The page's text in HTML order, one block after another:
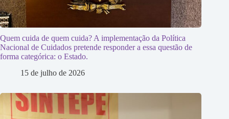
Quem cuida de quem cuida? A implementação da Política
Nacional de Cuidados pretende responder a essa questão de
forma categórica: o Estado.
15 de julho de 2026